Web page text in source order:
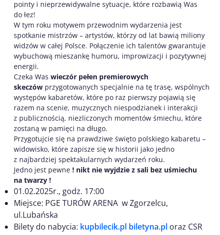
pointy i nieprzewidywalne sytuacje, które rozbawią Was
do łez!
W tym roku motywem przewodnim wydarzenia jest
spotkanie mistrzów – artystów, którzy od lat bawią miliony
widzów w całej Polsce. Połączenie ich talentów gwarantuje
wybuchową mieszankę humoru, improwizacji i pozytywnej
energii.
Czeka Was wieczór pełen premierowych
skeczów przygotowanych specjalnie na tę trasę, wspólnych
występów kabaretów, które po raz pierwszy pojawią się
razem na scenie, muzycznych niespodzianek i interakcji
z publicznością, niezliczonych momentów śmiechu, które
zostaną w pamięci na długo.
Przygotujcie się na prawdziwe święto polskiego kabaretu –
widowisko, które zapisze się w historii jako jedno
z najbardziej spektakularnych wydarzeń roku.
Jedno jest pewne ! nikt nie wyjdzie z sali bez uśmiechu
na twarzy !
01.02.2025r., godz. 17:00
Miejsce: PGE TURÓW ARENA w Zgorzelcu,
ul.Lubańska
Bilety do nabycia: kupbilecik.pl biletyna.pl oraz CSR